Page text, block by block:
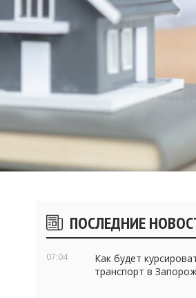
Боковые
виджеты
ПОСЛЕДНИЕ
07:04
Как будет
транспорт в